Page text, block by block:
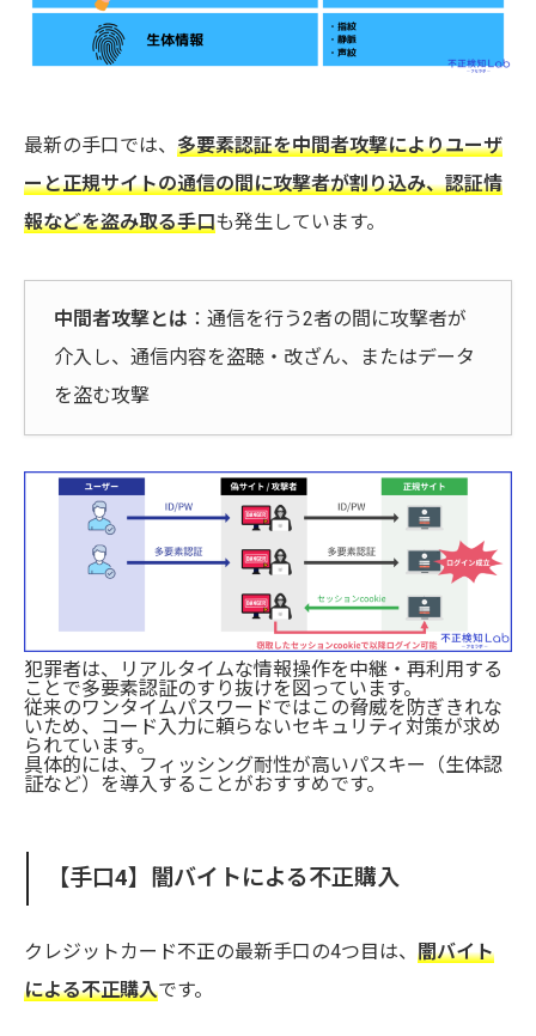
最新の手口では、 多要素認証を中間者攻撃によりユーザ
ーと正規サイトの通信の間に攻撃者が割り込み、認証情
報などを盗み取る手口も発生しています。
中間者攻撃とは ：通信を行う2者の間に攻撃者が
介入し、通信内容を盗聴・改ざん、またはデータ
を盗む攻撃
犯罪者は、リアルタイムな情報操作を中継・再利用する
ことで多要素認証のすり抜けを図っています。
従来のワンタイムパスワードではこの脅威を防ぎきれな
いため、コード入力に頼らないセキュリティ対策が求め
られています。
具体的には、フィッシング耐性が高いパスキー（生体認
証など）を導入することがおすすめです。
【手口4】闇バイトによる不正購入
クレジットカード不正の最新手口の4つ目は、 闇バイト
による不正購入です。